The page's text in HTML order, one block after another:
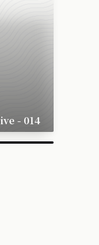
- 014